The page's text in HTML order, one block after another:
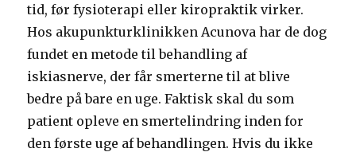
tid, før fysioterapi eller kiropraktik virker.
Hos akupunkturklinikken Acunova har de dog
fundet en metode til behandling af
iskiasnerve, der får smerterne til at blive
bedre på bare en uge. Faktisk skal du som
patient opleve en smertelindring inden for
den første uge af behandlingen. Hvis du ikke